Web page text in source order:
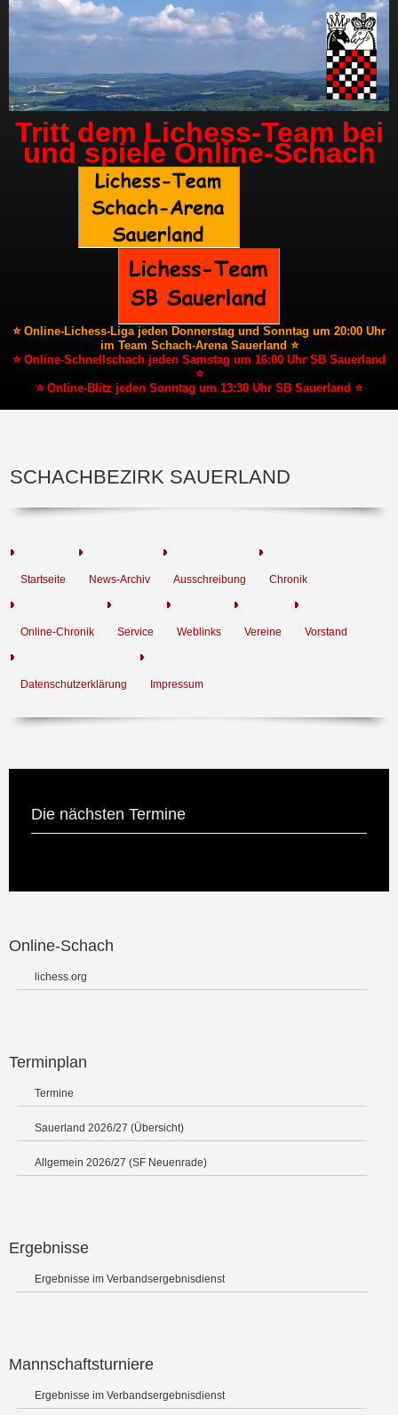
Tritt dem Lichess-Team bei
und spiele Online-Schach
⭐ Online-Lichess-Liga jeden Donnerstag und Sonntag um 20:00 Uhr
im Team Schach-Arena Sauerland ⭐
⭐ Online-Schnellschach jeden Samstag um 16:00 Uhr SB Sauerland
⭐
⭐ Online-Blitz jeden Sonntag um 13:30 Uhr SB Sauerland ⭐
SCHACHBEZIRK SAUERLAND
Startseite News-Archiv Ausschreibung Chronik
Online-Chronik Service Weblinks Vereine Vorstand
Datenschutzerklärung Impressum
Die nächsten Termine
Online-Schach
lichess.org
Terminplan
Termine
Sauerland 2026/27 (Übersicht)
Allgemein 2026/27 (SF Neuenrade)
Ergebnisse
Ergebnisse im Verbandsergebnisdienst
Mannschaftsturniere
Ergebnisse im Verbandsergebnisdienst